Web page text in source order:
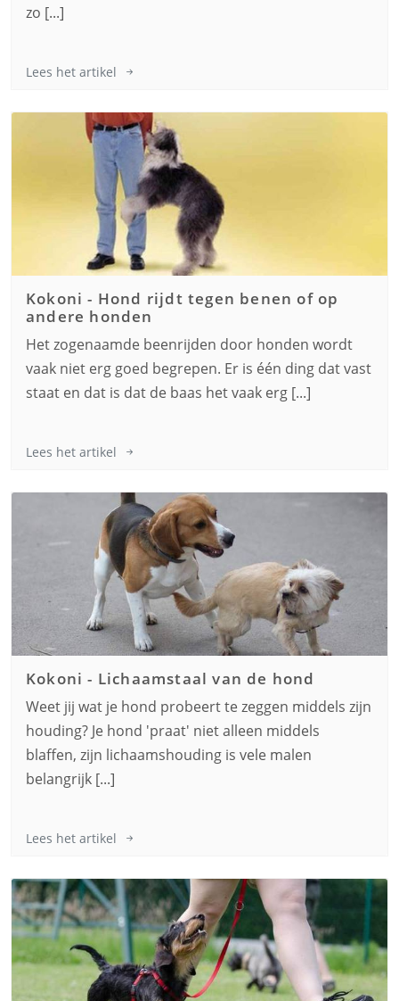
zo [...]
Lees het artikel
Kokoni - Hond rijdt tegen benen of op
andere honden
Het zogenaamde beenrijden door honden wordt
vaak niet erg goed begrepen. Er is één ding dat vast
staat en dat is dat de baas het vaak erg [...]
Lees het artikel
Kokoni - Lichaamstaal van de hond
Weet jij wat je hond probeert te zeggen middels zijn
houding? Je hond 'praat' niet alleen middels
blaffen, zijn lichaamshouding is vele malen
belangrijk [...]
Lees het artikel